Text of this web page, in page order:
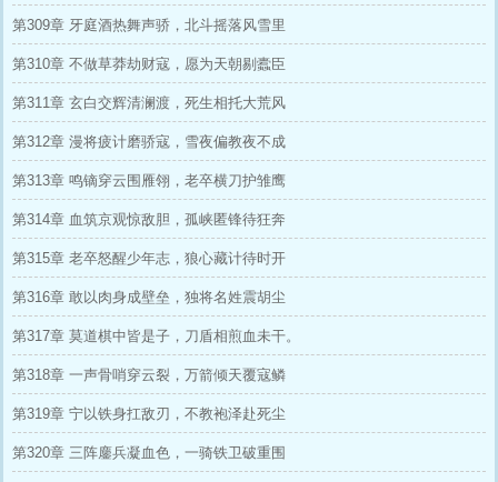
第309章 牙庭酒热舞声骄，北斗摇落风雪里
第310章 不做草莽劫财寇，愿为天朝剔蠹臣
第311章 玄白交辉清澜渡，死生相托大荒风
第312章 漫将疲计磨骄寇，雪夜偏教夜不成
第313章 鸣镝穿云围雁翎，老卒横刀护雏鹰
第314章 血筑京观惊敌胆，孤峡匿锋待狂奔
第315章 老卒怒醒少年志，狼心藏计待时开
第316章 敢以肉身成壁垒，独将名姓震胡尘
第317章 莫道棋中皆是子，刀盾相煎血未干。
第318章 一声骨哨穿云裂，万箭倾天覆寇鳞
第319章 宁以铁身扛敌刃，不教袍泽赴死尘
第320章 三阵鏖兵凝血色，一骑铁卫破重围